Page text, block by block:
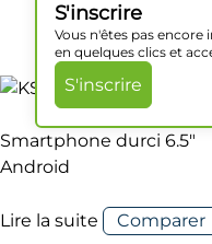
S'inscrire
Vous n'êtes pas
en quelques clics et
S'inscrire
Smartphone durci 6.5″
Android
Lire la suite Comparer